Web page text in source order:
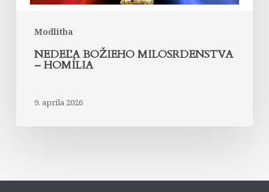
Modlitba
NEDEĽA BOŽIEHO MILOSRDENSTVA
– HOMÍLIA
9. apríla 2026